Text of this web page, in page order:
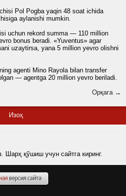
Pol Pogba yaqin 48 soat ichida
aylanishi mumkin.
uchun rekord summa — 110 million
bonus beradi. «Yuventus» agar
uzaytirsa, yana 5 million yevro olishni
agenti Mino Rayola bilan transfer
— agentga 20 million yevro beriladi.
Орқага →
Изоҳ
Шарҳ қўшиш учун сайтга киринг.